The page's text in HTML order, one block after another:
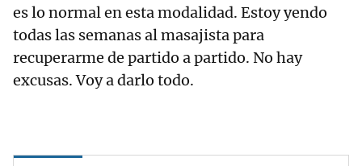
es lo normal en esta modalidad. Estoy yendo
todas las semanas al masajista para
recuperarme de partido a partido. No hay
excusas. Voy a darlo todo.